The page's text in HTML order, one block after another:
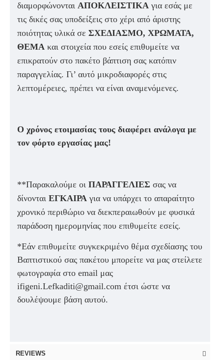
διαμορφώνονται ΑΠΟΚΛΕΙΣΤΙΚΑ για εσάς με
τις δικές σας υποδείξεις στο χέρι από άριστης
ποιότητας υλικά σε ΣΧΕΔΙΑΣΜΟ, ΧΡΩΜΑΤΑ,
ΘΕΜΑ και στοιχεία που εσείς επιθυμείτε να
επικρατούν στο πακέτο βάπτιση σας κατόπιν
παραγγελίας. Γι’ αυτό μικροδιαφορές στις
λεπτομέρειες, πρέπει να είναι αναμενόμενες.
Ο χρόνος ετοιμασίας τους διαφέρει ανάλογα με
τον φόρτο εργασίας μας!
**Παρακαλούμε οι ΠΑΡΑΓΓΕΛΙΕΣ σας να
δίνονται ΕΓΚΑΙΡΑ για να υπάρχει το απαραίτητο
χρονικό περιθώριο να διεκπεραιωθούν με φυσικά
παράδοση ημερομηνίας που επιθυμείτε εσείς.
*Εάν επιθυμείτε συγκεκριμένο θέμα σχεδίασης του
Βαπτιστικού σας πακέτου μπορείτε να μας στείλετε
φωτογραφία στο email μας
ifigeni.Lefkaditi@gmail.com έτσι ώστε να
δουλέψουμε βάση αυτού.
REVIEWS